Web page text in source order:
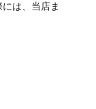
は、当店ま